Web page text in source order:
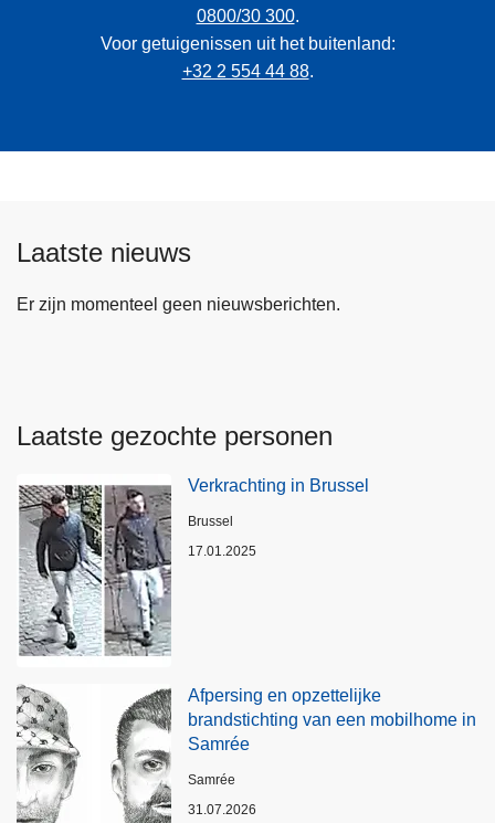
0800/30 300.
Voor getuigenissen uit het buitenland:
+32 2 554 44 88.
Laatste nieuws
Er zijn momenteel geen nieuwsberichten.
Laatste gezochte personen
Verkrachting in Brussel
Plaats
Brussel
17.01.2025
Afpersing en opzettelijke
brandstichting van een mobilhome in
Samrée
Plaats
Samrée
31.07.2026